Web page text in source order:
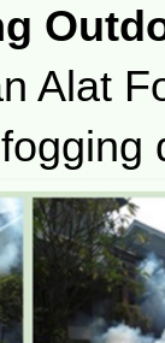
Alat